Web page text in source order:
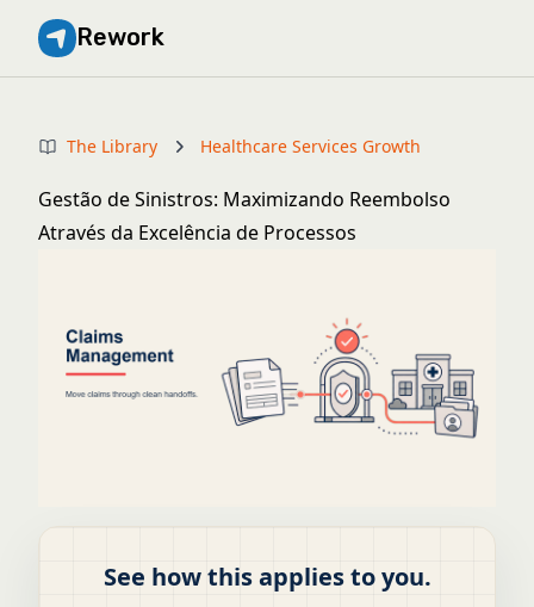
Rework
The Library Healthcare Services Growth
Gestão de Sinistros: Maximizando Reembolso
Através da Excelência de Processos
See how this applies to you.